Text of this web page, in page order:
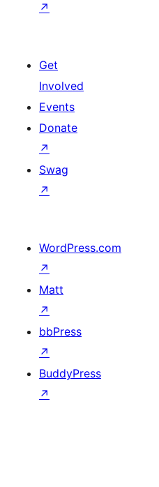
↗
Get
Involved
Events
Donate
↗
Swag
↗
WordPress.com
↗
Matt
↗
bbPress
↗
BuddyPress
↗